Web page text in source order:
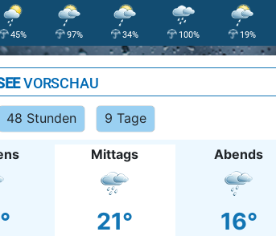
45% 97% 34% 100% 19%
VORSCHAU
48 Stunden 9 Tage
Mittags
21°
Abends
16°